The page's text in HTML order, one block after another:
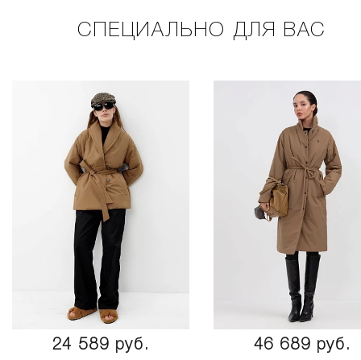
СПЕЦИАЛЬНО ДЛЯ ВАС
24 589 руб.
46 689 руб.